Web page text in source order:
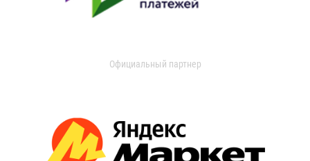
Официальный партнер